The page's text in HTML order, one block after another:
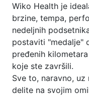
Wiko Health je
brzine, tempa,
nedeljnih
postaviti "medalje"
pređenih
koje ste završili.
Sve to, naravno,
delite na svojim